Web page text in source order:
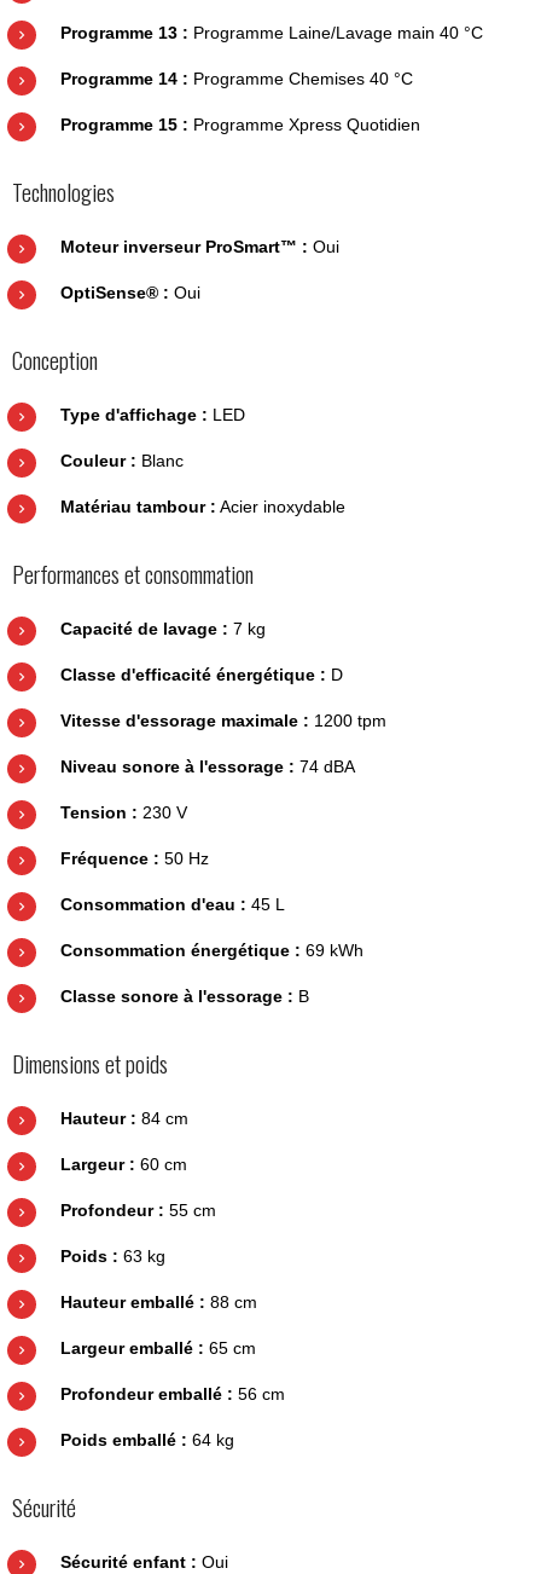
Programme 13 : Programme Laine/Lavage main 40 °C
Programme 14 : Programme Chemises 40 °C
Programme 15 : Programme Xpress Quotidien
Technologies
Moteur inverseur ProSmart™ : Oui
OptiSense® : Oui
Conception
Type d'affichage : LED
Couleur : Blanc
Matériau tambour : Acier inoxydable
Performances et consommation
Capacité de lavage : 7 kg
Classe d'efficacité énergétique : D
Vitesse d'essorage maximale : 1200 tpm
Niveau sonore à l'essorage : 74 dBA
Tension : 230 V
Fréquence : 50 Hz
Consommation d'eau : 45 L
Consommation énergétique : 69 kWh
Classe sonore à l'essorage : B
Dimensions et poids
Hauteur : 84 cm
Largeur : 60 cm
Profondeur : 55 cm
Poids : 63 kg
Hauteur emballé : 88 cm
Largeur emballé : 65 cm
Profondeur emballé : 56 cm
Poids emballé : 64 kg
Sécurité
Sécurité enfant : Oui